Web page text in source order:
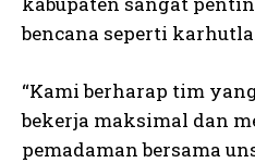
bencana seperti
“Kami berharap tim
bekerja maksimal dan
pemadaman bersama